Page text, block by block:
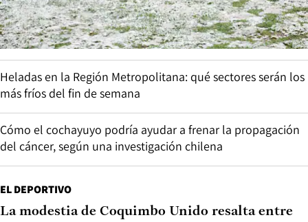
Heladas en la Región Metropolitana: qué sectores serán los
más fríos del fin de semana
Cómo el cochayuyo podría ayudar a frenar la propagación
del cáncer, según una investigación chilena
EL DEPORTIVO
La modestia de Coquimbo Unido resalta entre